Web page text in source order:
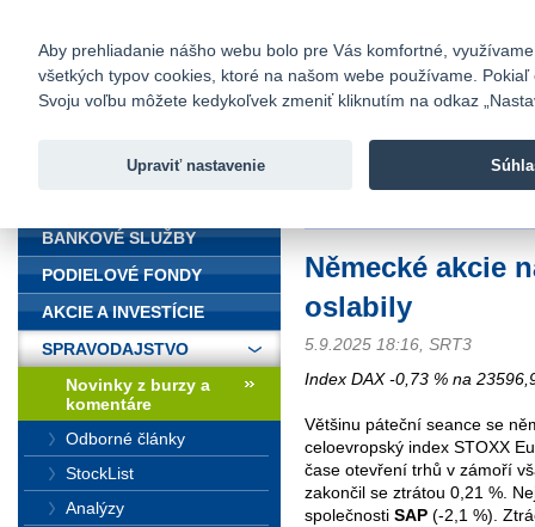
Fio banka
Fio banka
Německé akcie
oslabily
5.9.2025 18:16, SRT3
Index DAX -0,73 % na
Většinu páteční seance se
celoevropský index STOXX
čase otevření trhů v zámoří
zakončil se ztrátou 0,21 %.
společnosti SAP (-2,1 %).
BANKOVÉ SLUŽBY
PODIELOVÉ FONDY
AKCIE A INVESTÍCIE
SPRAVODAJSTVO
Novinky z burzy a
komentáre
Odborné články
StockList
Analýzy
Aby prehliadanie nášho webu bolo pre Vás komfortné,
všetkých typov cookies, ktoré na našom webe používame.
Svoju voľbu môžete kedykoľvek zmeniť kliknutím na odkaz
Upraviť nastavenie